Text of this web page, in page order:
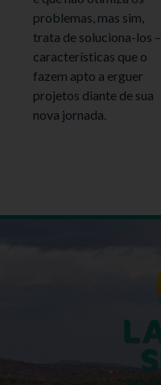
problemas, mas sim,
trata de soluciona-los –
características que o
fazem apto a erguer
projetos diante de sua
nova jornada.